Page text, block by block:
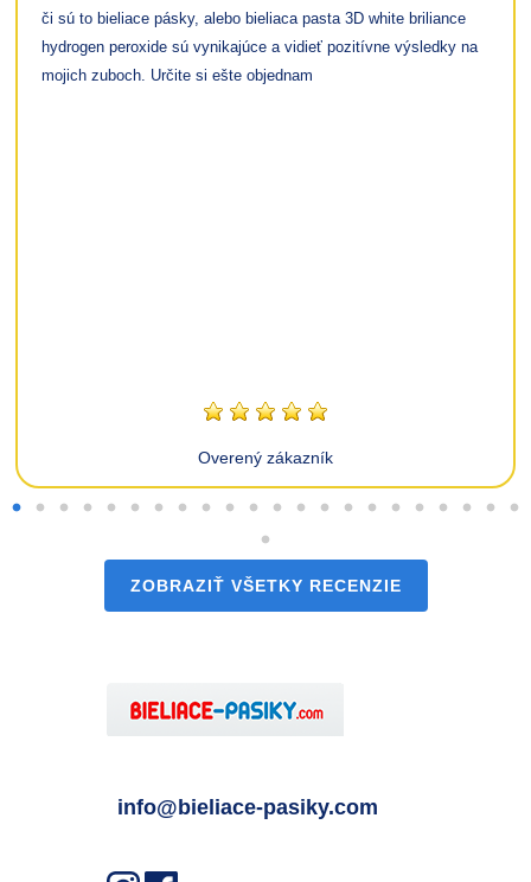
či sú to bieliace pásky, alebo bieliaca pasta 3D white briliance
hydrogen peroxide sú vynikajúce a vidieť pozitívne výsledky na
mojich zuboch. Určite si ešte objednam
Overený zákazník
ZOBRAZIŤ VŠETKY RECENZIE
info@bieliace-pasiky.com